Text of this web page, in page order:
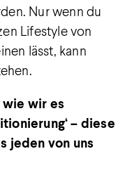
Nur wenn du
Lifestyle von
lässt, kann
wie wir es
– diese
jeden von uns